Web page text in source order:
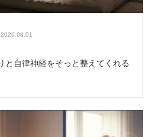
2026.08.01
と自律神経をそっと整えてくれる